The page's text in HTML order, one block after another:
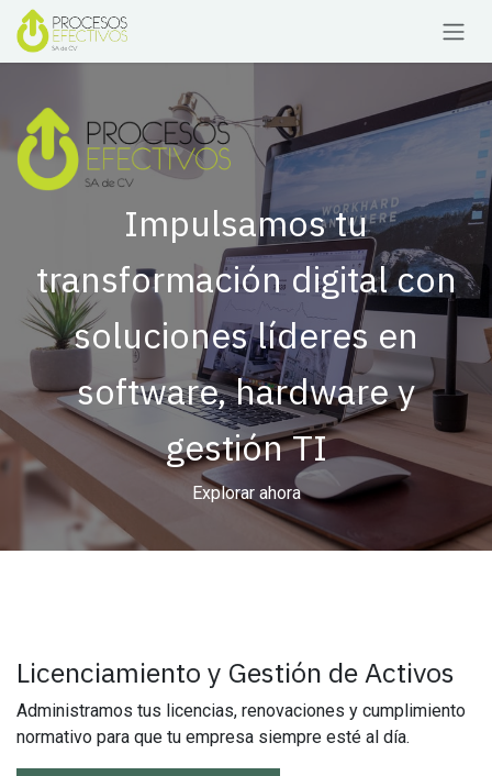
Ir al contenido
Impulsamos tu
transformación digital con
soluciones líderes en
software, hardware y
gestión TI
Explorar ahora
Licenciamiento y Gestión de Activos
Administramos tus licencias, renovaciones y cumplimiento
normativo para que tu empresa siempre esté al día.